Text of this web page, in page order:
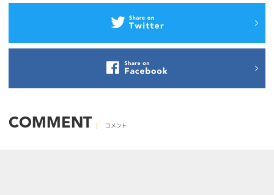
COMMENT コメント